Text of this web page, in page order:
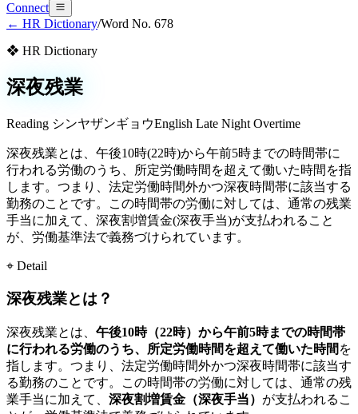
Connect
← HR Dictionary/Word No. 678
❖ HR Dictionary
深夜残業
Reading シンヤザンギョウEnglish Late Night Overtime
深夜残業とは、午後10時(22時)から午前5時までの時間帯に
行われる労働のうち、所定労働時間を超えて働いた時間を指
します。つまり、法定労働時間外かつ深夜時間帯に該当する
勤務のことです。この時間帯の労働に対しては、通常の残業
手当に加えて、深夜割増賃金(深夜手当)が支払われること
が、労働基準法で義務づけられています。
⌖ Detail
深夜残業とは？
深夜残業とは、 午後10時（22時）から午前5時までの時間帯
に行われる労働のうち、所定労働時間を超えて働いた時間 を
指します。つまり、法定労働時間外かつ深夜時間帯に該当す
る勤務のことです。この時間帯の労働に対しては、通常の残
業手当に加えて、 深夜割増賃金（深夜手当） が支払われるこ